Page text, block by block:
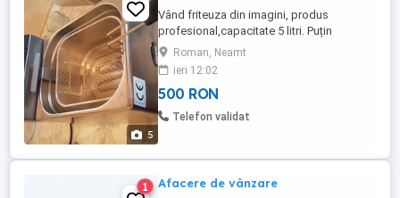
5
Vând friteuza din imagini, produs
profesional,capacitate 5 litri. Puțin
utilizată. Preț fix! 500 lei. Alimentare curent
electric. Ideal zona Roman, Neamț. Sunați
Roman, Neamt
ieri 12:02
500 RON
Telefon validat
1 Afacere de vânzare